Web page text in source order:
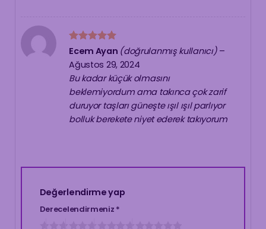
5 üzerinden
oy aldı
Ecem Ayan (doğrulanmış kullanıcı) –
Ağustos 29, 2024
Bu kadar küçük olmasını
beklemiyordum ama takınca çok zarif
duruyor taşları güneşte ışıl ışıl parlıyor
bolluk berekete niyet ederek takıyorum
Değerlendirme yap
Derecelendirmeniz *